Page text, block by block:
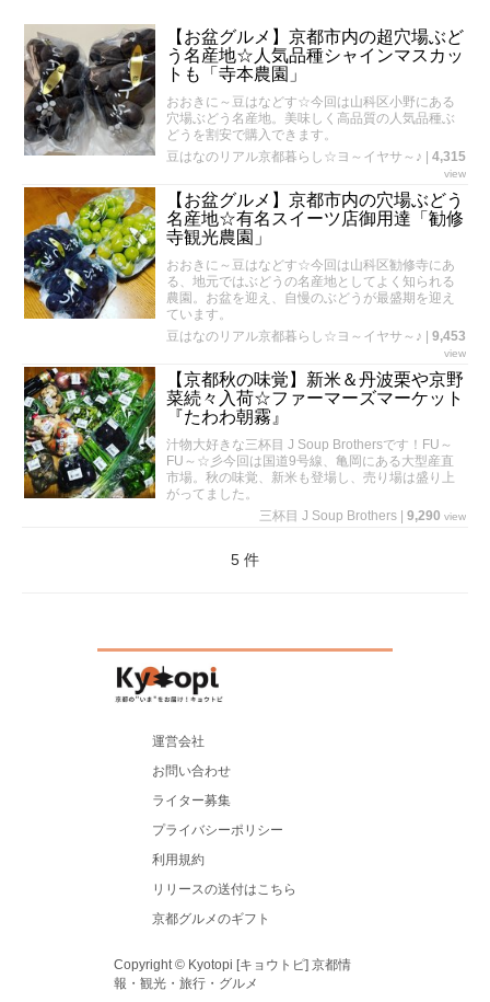
【お盆グルメ】京都市内の超穴場ぶど
う名産地☆人気品種シャインマスカッ
トも「寺本農園」
おおきに～豆はなどす☆今回は山科区小野にある
穴場ぶどう名産地。美味しく高品質の人気品種ぶ
どうを割安で購入できます。
豆はなのリアル京都暮らし☆ヨ～イヤサ～♪
4,315
view
【お盆グルメ】京都市内の穴場ぶどう
名産地☆有名スイーツ店御用達「勧修
寺観光農園」
おおきに～豆はなどす☆今回は山科区勧修寺にあ
る、地元ではぶどうの名産地としてよく知られる
農園。お盆を迎え、自慢のぶどうが最盛期を迎え
ています。
豆はなのリアル京都暮らし☆ヨ～イヤサ～♪
9,453
view
【京都秋の味覚】新米＆丹波栗や京野
菜続々入荷☆ファーマーズマーケット
『たわわ朝霧』
汁物大好きな三杯目 J Soup Brothersです！FU～
FU～☆彡今回は国道9号線、亀岡にある大型産直
市場。秋の味覚、新米も登場し、売り場は盛り上
がってました。
三杯目 J Soup Brothers
9,290 view
5 件
運営会社
お問い合わせ
ライター募集
プライバシーポリシー
利用規約
リリースの送付はこちら
京都グルメのギフト
Copyright © Kyotopi [キョウトピ] 京都情
報・観光・旅行・グルメ